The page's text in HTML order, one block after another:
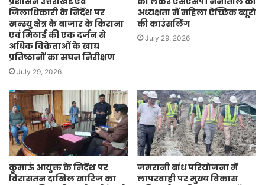
जिलाधिकारी के निर्देश पर
खन्स्यु क्षेत्र के बाजार के किराना
एवं मिठाई की एक दर्जन से
अधिक विक्रेताओं के खाद्य
प्रतिष्ठानों का सघन निरीक्षण
July 29, 2026
अध्यक्षता में महिला ऐच्छिक ब्यूरो
की काउंसलिंग
July 29, 2026
कुमाऊं आयुक्त के निर्देश पर
विरासतन दाखिल खारिज का
जमरानी बांध परियोजना में
लापरवाही पर मुख्य विकास